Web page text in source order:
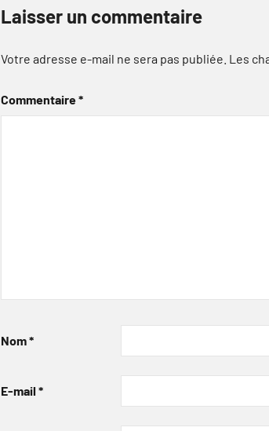
Laisser un commentaire
Votre adresse e-mail ne sera pas publiée. Les
Commentaire*
Nom*
E-mail *